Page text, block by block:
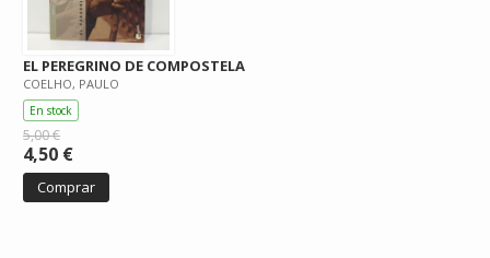
EL PEREGRINO DE COMPOSTELA
COELHO, PAULO
En stock
5,00 €
4,50 €
Comprar